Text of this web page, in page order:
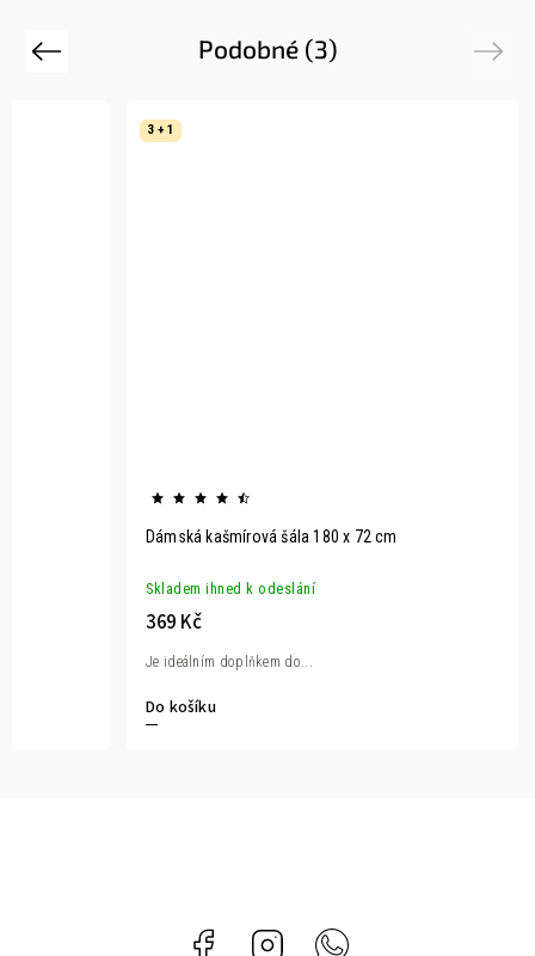
Podobné (3)
Previous
3 + 1
Dámská kašmírová šála 180 x 72 cm
Skladem ihned k odeslání
369 Kč
Do košíku
Je ideálním doplňkem do...
Next
Facebook Instagram